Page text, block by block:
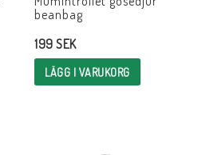
beanbag
199 SEK
LÄGG I VARUKORG